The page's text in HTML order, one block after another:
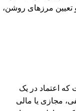
مرزهای روشن،
که اعتماد در یک
مجازی یا مالی